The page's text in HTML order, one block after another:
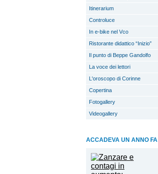
Itinerarium
Controluce
In e-bike nel Vco
Ristorante didattico “Inizio”
Il punto di Beppe Gandolfo
La voce dei lettori
L'oroscopo di Corinne
Copertina
Fotogallery
Videogallery
ACCADEVA UN ANNO FA